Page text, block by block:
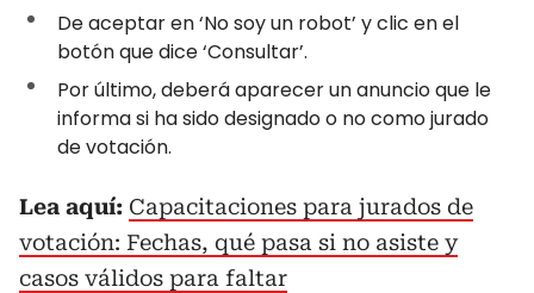
De aceptar en ‘No soy un robot’ y clic en el
botón que dice ‘Consultar’.
Por último, deberá aparecer un anuncio que le
informa si ha sido designado o no como jurado
de votación.
Lea aquí: Capacitaciones para jurados de
votación: Fechas, qué pasa si no asiste y
casos válidos para faltar